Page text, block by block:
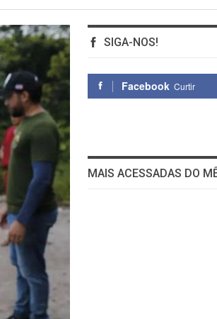
SIGA-NOS!
Facebook Curtir
MAIS ACESSADAS DO